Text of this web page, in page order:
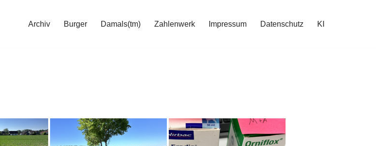
Archiv Burger Damals(tm) Zahlenwerk Impressum Datenschutz KI